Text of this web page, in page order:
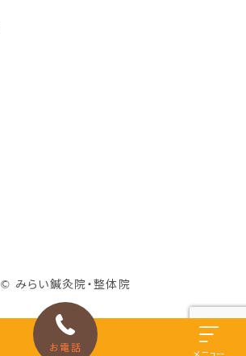
お電話
© みらい鍼灸院・整体院